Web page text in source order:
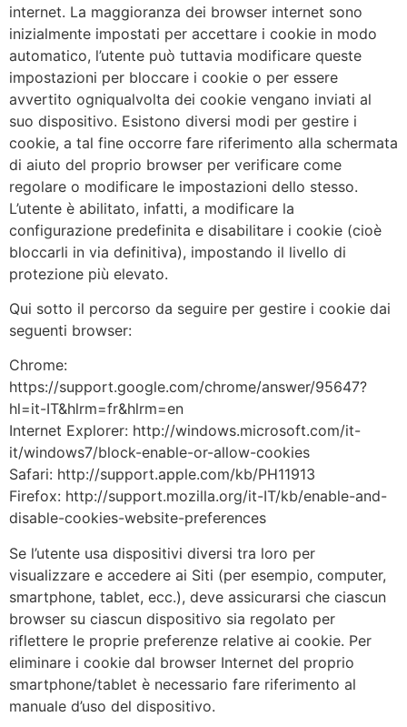
internet. La maggioranza dei browser internet sono
inizialmente impostati per accettare i cookie in modo
automatico, l’utente può tuttavia modificare queste
impostazioni per bloccare i cookie o per essere
avvertito ogniqualvolta dei cookie vengano inviati al
suo dispositivo. Esistono diversi modi per gestire i
cookie, a tal fine occorre fare riferimento alla schermata
di aiuto del proprio browser per verificare come
regolare o modificare le impostazioni dello stesso.
L’utente è abilitato, infatti, a modificare la
configurazione predefinita e disabilitare i cookie (cioè
bloccarli in via definitiva), impostando il livello di
protezione più elevato.
Qui sotto il percorso da seguire per gestire i cookie dai
seguenti browser:
Chrome:
https://support.google.com/chrome/answer/95647?
hl=it-IT&hlrm=fr&hlrm=en
Internet Explorer: http://windows.microsoft.com/it-
it/windows7/block-enable-or-allow-cookies
Safari: http://support.apple.com/kb/PH11913
Firefox: http://support.mozilla.org/it-IT/kb/enable-and-
disable-cookies-website-preferences
Se l’utente usa dispositivi diversi tra loro per
visualizzare e accedere ai Siti (per esempio, computer,
smartphone, tablet, ecc.), deve assicurarsi che ciascun
browser su ciascun dispositivo sia regolato per
riflettere le proprie preferenze relative ai cookie. Per
eliminare i cookie dal browser Internet del proprio
smartphone/tablet è necessario fare riferimento al
manuale d’uso del dispositivo.